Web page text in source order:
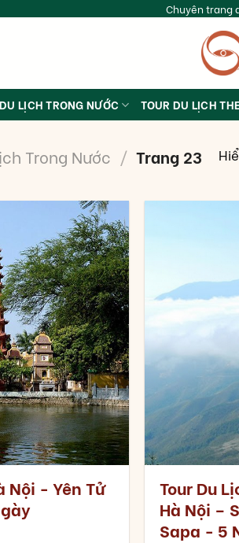
Chuyên trang
LỊCH TRONG NƯỚC TOUR DU LỊCH
Trong Nước / Trang 23
Nội - Yên Tử
Tour Du
Hà Nội –
Sapa - 5